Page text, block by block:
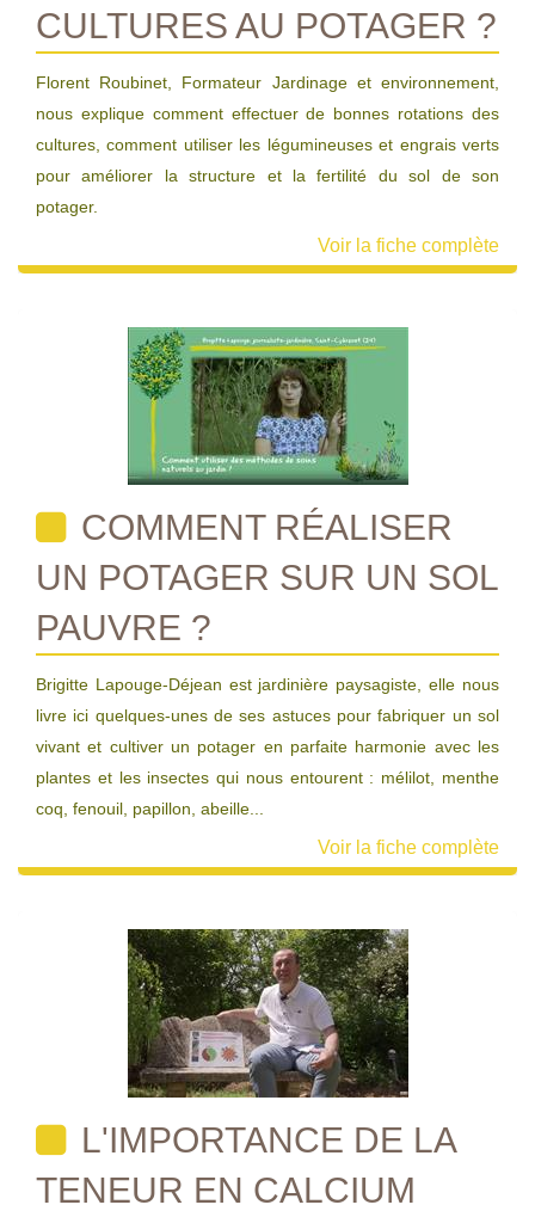
CULTURES AU POTAGER ?
Florent Roubinet, Formateur Jardinage et environnement,
nous explique comment effectuer de bonnes rotations des
cultures, comment utiliser les légumineuses et engrais verts
pour améliorer la structure et la fertilité du sol de son
potager.
Voir la fiche complète
COMMENT RÉALISER
UN POTAGER SUR UN SOL
PAUVRE ?
Brigitte Lapouge-Déjean est jardinière paysagiste, elle nous
livre ici quelques-unes de ses astuces pour fabriquer un sol
vivant et cultiver un potager en parfaite harmonie avec les
plantes et les insectes qui nous entourent : mélilot, menthe
coq, fenouil, papillon, abeille...
Voir la fiche complète
L'IMPORTANCE DE LA
TENEUR EN CALCIUM